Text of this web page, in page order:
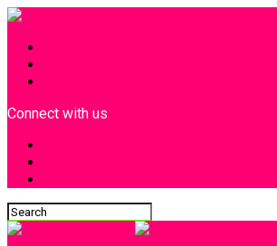
Connect with us